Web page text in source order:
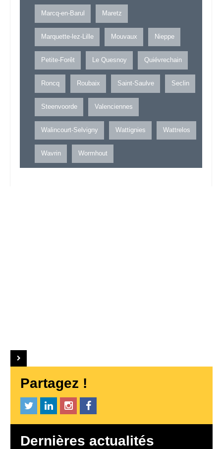
Marcq-en-Barul Maretz
Marquette-lez-Lille Mouvaux Nieppe
Petite-Forêt Le Quesnoy Quiévrechain
Roncq Roubaix Saint-Saulve Seclin
Steenvoorde Valenciennes
Walincourt-Selvigny Wattignies Wattrelos
Wavrin Wormhout
Partagez !
Dernières actualités